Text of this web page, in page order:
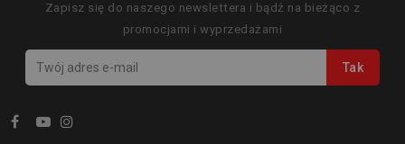
Zapisz się do naszego newslettera i bądź na bieżąco z
promocjami i wyprzedażami